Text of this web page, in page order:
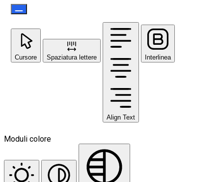
Cursore Spaziatura lettere
Align Text
Interlinea
Moduli colore